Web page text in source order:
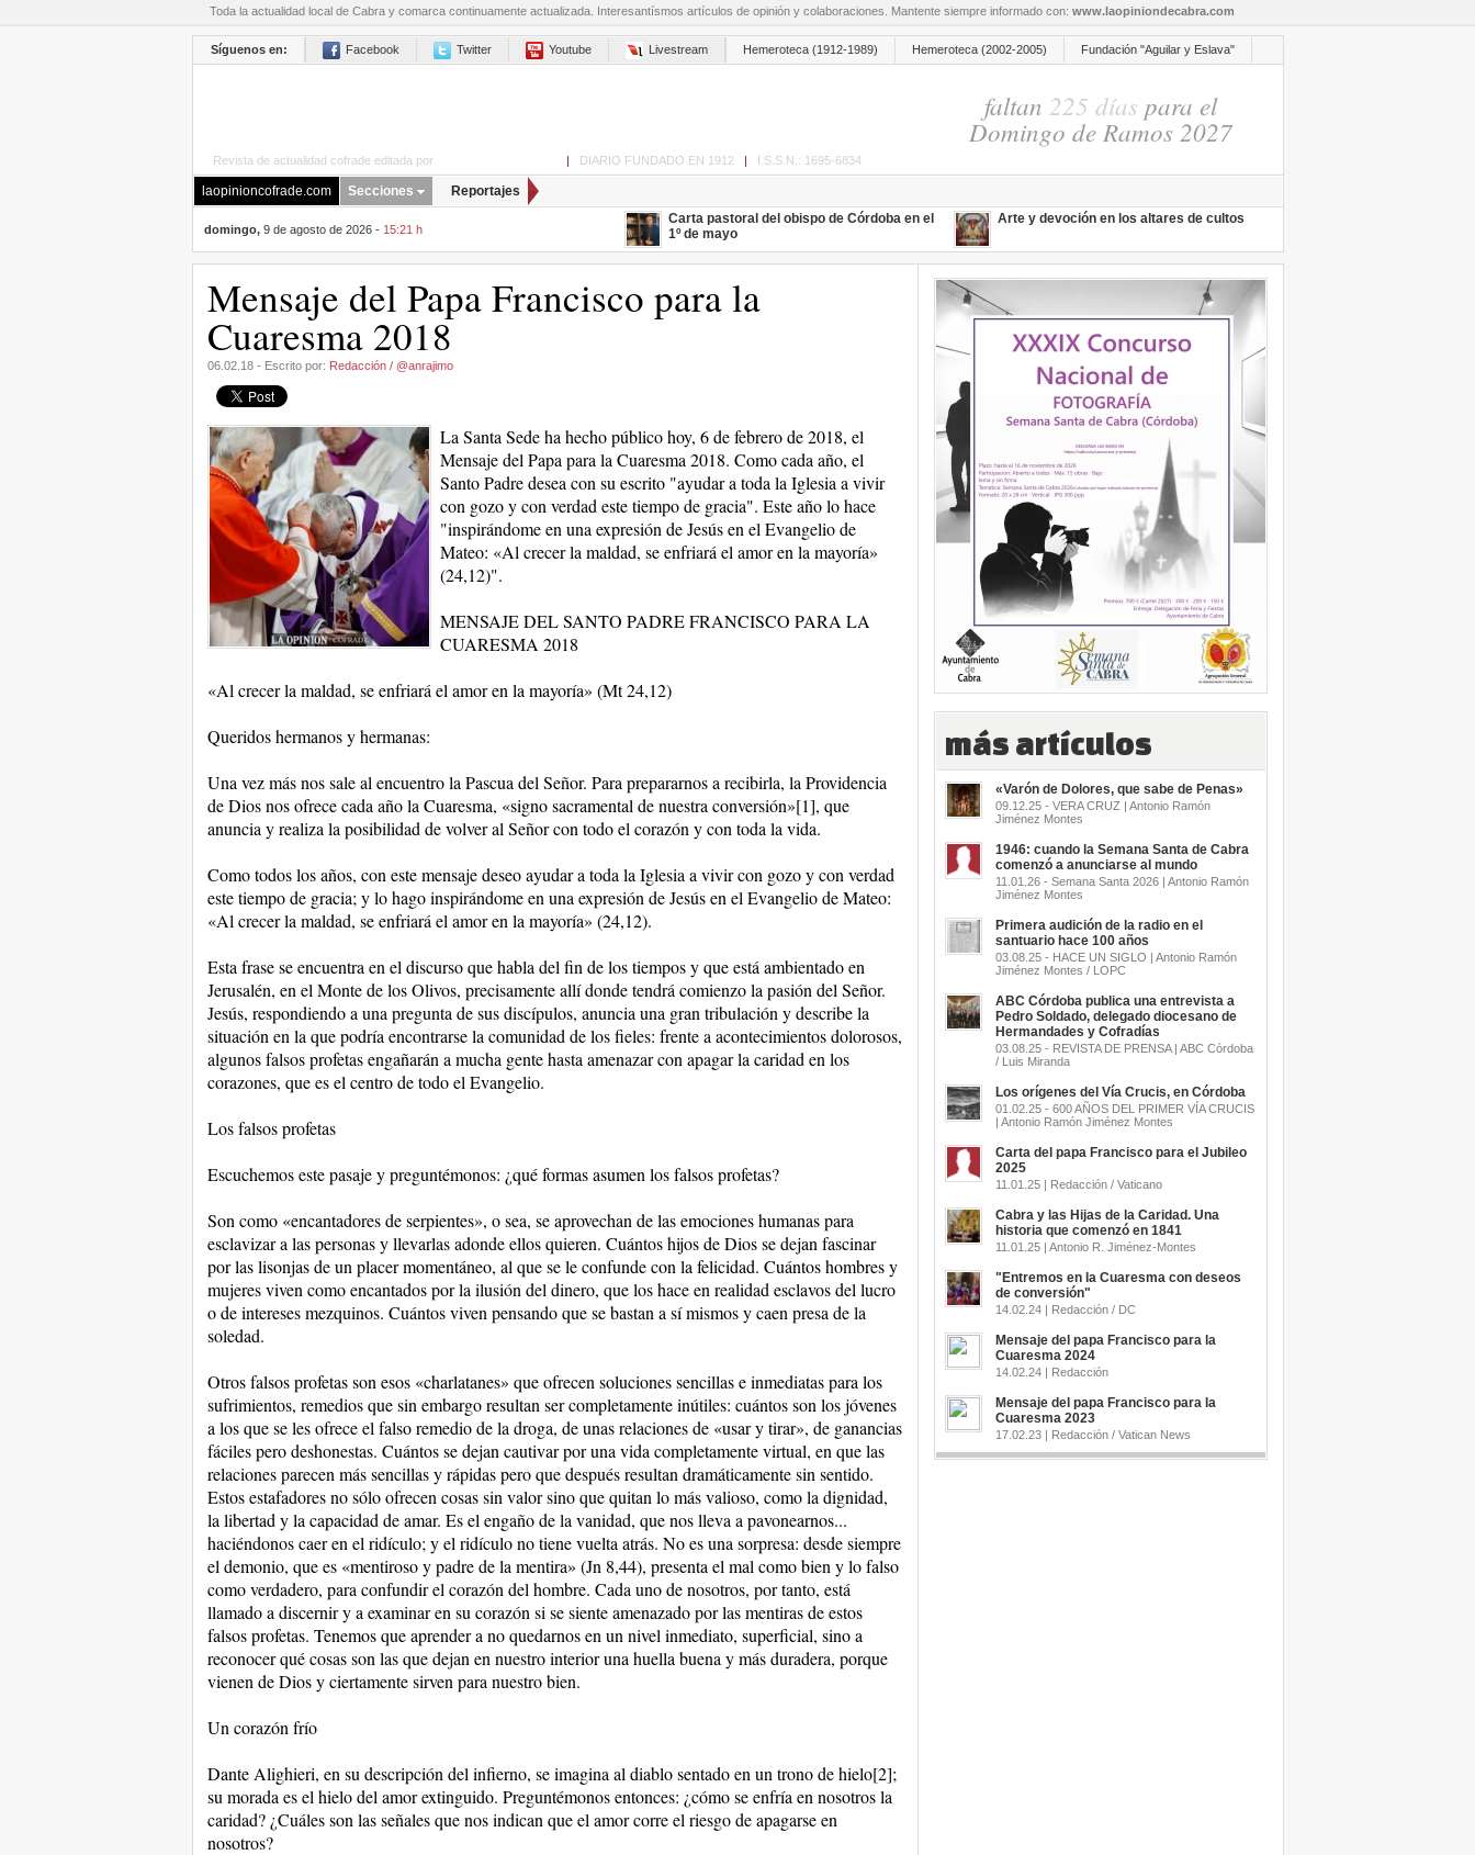
Toda la actualidad local de Cabra y comarca continuamente actualizada. Interesantísmos artículos de opinión y colaboraciones. Mantente siempre informado con: www.laopiniondecabra.com
Síguenos en: Facebook Twitter Youtube Livestream Hemeroteca (1912-1989) Hemeroteca (2002-2005) Fundación "Aguilar y Eslava"
faltan 225 días para el
Domingo de Ramos 2027
Revista de actualidad cofrade editada por | DIARIO FUNDADO EN 1912 | I.S.S.N.: 1695-6834
laopinioncofrade.com Secciones Reportajes
domingo,9 de agosto de 2026 - 15:21 h
Carta pastoral del obispo de Córdoba en el
1º de mayo
Arte y devoción en los altares de cultos
Mensaje del Papa Francisco para la
Cuaresma 2018
06.02.18 - Escrito por: Redacción / @anrajimo
La Santa Sede ha hecho público hoy, 6 de febrero de 2018, el
Mensaje del Papa para la Cuaresma 2018. Como cada año, el
Santo Padre desea con su escrito "ayudar a toda la Iglesia a vivir
con gozo y con verdad este tiempo de gracia". Este año lo hace
"inspirándome en una expresión de Jesús en el Evangelio de
Mateo: «Al crecer la maldad, se enfriará el amor en la mayoría»
(24,12)".
MENSAJE DEL SANTO PADRE FRANCISCO PARA LA
CUARESMA 2018
«Al crecer la maldad, se enfriará el amor en la mayoría» (Mt 24,12)
Queridos hermanos y hermanas:
Una vez más nos sale al encuentro la Pascua del Señor. Para prepararnos a recibirla, la Providencia
de Dios nos ofrece cada año la Cuaresma, «signo sacramental de nuestra conversión»[1], que
anuncia y realiza la posibilidad de volver al Señor con todo el corazón y con toda la vida.
Como todos los años, con este mensaje deseo ayudar a toda la Iglesia a vivir con gozo y con verdad
este tiempo de gracia; y lo hago inspirándome en una expresión de Jesús en el Evangelio de Mateo:
«Al crecer la maldad, se enfriará el amor en la mayoría» (24,12).
Esta frase se encuentra en el discurso que habla del fin de los tiempos y que está ambientado en
Jerusalén, en el Monte de los Olivos, precisamente allí donde tendrá comienzo la pasión del Señor.
Jesús, respondiendo a una pregunta de sus discípulos, anuncia una gran tribulación y describe la
situación en la que podría encontrarse la comunidad de los fieles: frente a acontecimientos dolorosos,
algunos falsos profetas engañarán a mucha gente hasta amenazar con apagar la caridad en los
corazones, que es el centro de todo el Evangelio.
Los falsos profetas
Escuchemos este pasaje y preguntémonos: ¿qué formas asumen los falsos profetas?
Son como «encantadores de serpientes», o sea, se aprovechan de las emociones humanas para
esclavizar a las personas y llevarlas adonde ellos quieren. Cuántos hijos de Dios se dejan fascinar
por las lisonjas de un placer momentáneo, al que se le confunde con la felicidad. Cuántos hombres y
mujeres viven como encantados por la ilusión del dinero, que los hace en realidad esclavos del lucro
o de intereses mezquinos. Cuántos viven pensando que se bastan a sí mismos y caen presa de la
soledad.
Otros falsos profetas son esos «charlatanes» que ofrecen soluciones sencillas e inmediatas para los
sufrimientos, remedios que sin embargo resultan ser completamente inútiles: cuántos son los jóvenes
a los que se les ofrece el falso remedio de la droga, de unas relaciones de «usar y tirar», de ganancias
fáciles pero deshonestas. Cuántos se dejan cautivar por una vida completamente virtual, en que las
relaciones parecen más sencillas y rápidas pero que después resultan dramáticamente sin sentido.
Estos estafadores no sólo ofrecen cosas sin valor sino que quitan lo más valioso, como la dignidad,
la libertad y la capacidad de amar. Es el engaño de la vanidad, que nos lleva a pavonearnos...
haciéndonos caer en el ridículo; y el ridículo no tiene vuelta atrás. No es una sorpresa: desde siempre
el demonio, que es «mentiroso y padre de la mentira» (Jn 8,44), presenta el mal como bien y lo falso
como verdadero, para confundir el corazón del hombre. Cada uno de nosotros, por tanto, está
llamado a discernir y a examinar en su corazón si se siente amenazado por las mentiras de estos
falsos profetas. Tenemos que aprender a no quedarnos en un nivel inmediato, superficial, sino a
reconocer qué cosas son las que dejan en nuestro interior una huella buena y más duradera, porque
vienen de Dios y ciertamente sirven para nuestro bien.
Un corazón frío
Dante Alighieri, en su descripción del infierno, se imagina al diablo sentado en un trono de hielo[2];
su morada es el hielo del amor extinguido. Preguntémonos entonces: ¿cómo se enfría en nosotros la
caridad? ¿Cuáles son las señales que nos indican que el amor corre el riesgo de apagarse en
nosotros?
más artículos
«Varón de Dolores, que sabe de Penas»
09.12.25 - VERA CRUZ | Antonio Ramón
Jiménez Montes
1946: cuando la Semana Santa de Cabra
comenzó a anunciarse al mundo
11.01.26 - Semana Santa 2026 | Antonio Ramón
Jiménez Montes
Primera audición de la radio en el
santuario hace 100 años
03.08.25 - HACE UN SIGLO | Antonio Ramón
Jiménez Montes / LOPC
ABC Córdoba publica una entrevista a
Pedro Soldado, delegado diocesano de
Hermandades y Cofradías
03.08.25 - REVISTA DE PRENSA | ABC Córdoba
/ Luis Miranda
Los orígenes del Vía Crucis, en Córdoba
01.02.25 - 600 AÑOS DEL PRIMER VÍA CRUCIS
| Antonio Ramón Jiménez Montes
Carta del papa Francisco para el Jubileo
2025
11.01.25 | Redacción / Vaticano
Cabra y las Hijas de la Caridad. Una
historia que comenzó en 1841
11.01.25 | Antonio R. Jiménez-Montes
"Entremos en la Cuaresma con deseos
de conversión"
14.02.24 | Redacción / DC
Mensaje del papa Francisco para la
Cuaresma 2024
14.02.24 | Redacción
Mensaje del papa Francisco para la
Cuaresma 2023
17.02.23 | Redacción / Vatican News